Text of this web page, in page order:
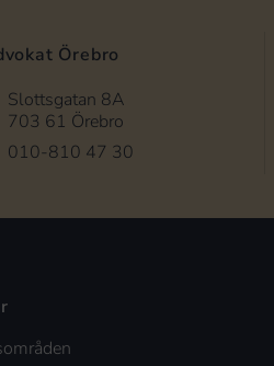
Örebro
Slottsgatan 8A
703 61 Örebro
010-810 47 30